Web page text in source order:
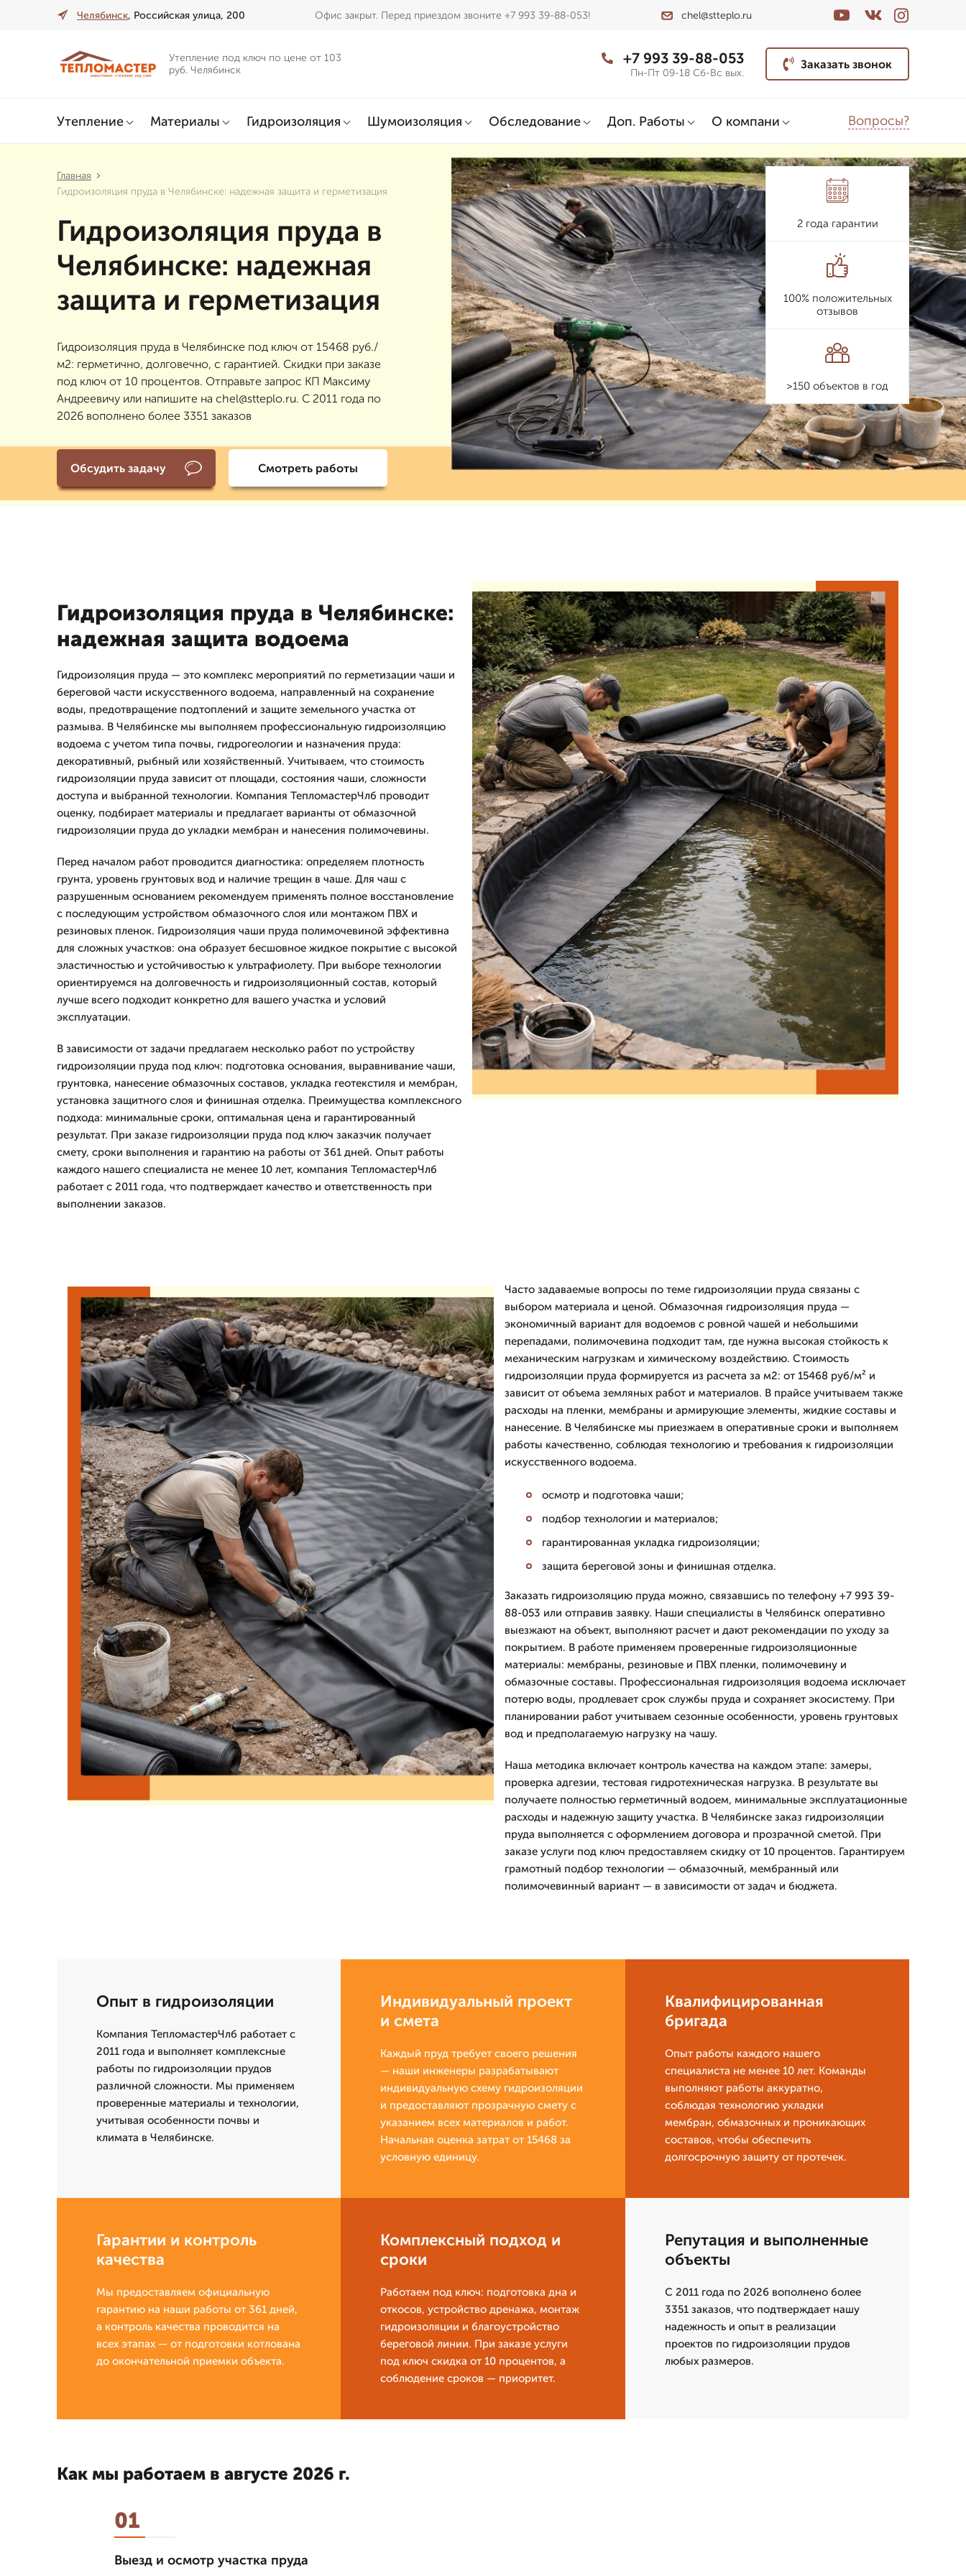
Челябинск, Российская улица, 200 Офис закрыт. Перед приездом звоните +7 993 39-88-053! chel@stteplo.ru
Утепление под ключ по цене от 103
руб. Челябинск
+7 993 39-88-053
Пн-Пт 09-18 Сб-Вс вых.
Заказать звонок
Утепление Материалы Гидроизоляция Шумоизоляция Обследование Доп. Работы О компани Вопросы?
Главная
Гидроизоляция пруда в Челябинске: надежная защита и герметизация
Гидроизоляция пруда в
Челябинске: надежная
защита и герметизация
Гидроизоляция пруда в Челябинске под ключ от 15468 руб./
м2: герметично, долговечно, с гарантией. Скидки при заказе
под ключ от 10 процентов. Отправьте запрос КП Максиму
Андреевичу или напишите на chel@stteplo.ru. С 2011 года по
2026 вополнено более 3351 заказов
Обсудить задачу Смотреть работы
2 года гарантии
100% положительных
отзывов
>150 объектов в год
Гидроизоляция пруда в Челябинске:
надежная защита водоема
Гидроизоляция пруда — это комплекс мероприятий по герметизации чаши и
береговой части искусственного водоема, направленный на сохранение
воды, предотвращение подтоплений и защите земельного участка от
размыва. В Челябинске мы выполняем профессиональную гидроизоляцию
водоема с учетом типа почвы, гидрогеологии и назначения пруда:
декоративный, рыбный или хозяйственный. Учитываем, что стоимость
гидроизоляции пруда зависит от площади, состояния чаши, сложности
доступа и выбранной технологии. Компания ТепломастерЧлб проводит
оценку, подбирает материалы и предлагает варианты от обмазочной
гидроизоляции пруда до укладки мембран и нанесения полимочевины.
Перед началом работ проводится диагностика: определяем плотность
грунта, уровень грунтовых вод и наличие трещин в чаше. Для чаш с
разрушенным основанием рекомендуем применять полное восстановление
с последующим устройством обмазочного слоя или монтажом ПВХ и
резиновых пленок. Гидроизоляция чаши пруда полимочевиной эффективна
для сложных участков: она образует бесшовное жидкое покрытие с высокой
эластичностью и устойчивостью к ультрафиолету. При выборе технологии
ориентируемся на долговечность и гидроизоляционный состав, который
лучше всего подходит конкретно для вашего участка и условий
эксплуатации.
В зависимости от задачи предлагаем несколько работ по устройству
гидроизоляции пруда под ключ: подготовка основания, выравнивание чаши,
грунтовка, нанесение обмазочных составов, укладка геотекстиля и мембран,
установка защитного слоя и финишная отделка. Преимущества комплексного
подхода: минимальные сроки, оптимальная цена и гарантированный
результат. При заказе гидроизоляции пруда под ключ заказчик получает
смету, сроки выполнения и гарантию на работы от 361 дней. Опыт работы
каждого нашего специалиста не менее 10 лет, компания ТепломастерЧлб
работает с 2011 года, что подтверждает качество и ответственность при
выполнении заказов.
Часто задаваемые вопросы по теме гидроизоляции пруда связаны с
выбором материала и ценой. Обмазочная гидроизоляция пруда —
экономичный вариант для водоемов с ровной чашей и небольшими
перепадами, полимочевина подходит там, где нужна высокая стойкость к
механическим нагрузкам и химическому воздействию. Стоимость
гидроизоляции пруда формируется из расчета за м2: от 15468 руб/м² и
зависит от объема земляных работ и материалов. В прайсе учитываем также
расходы на пленки, мембраны и армирующие элементы, жидкие составы и
нанесение. В Челябинске мы приезжаем в оперативные сроки и выполняем
работы качественно, соблюдая технологию и требования к гидроизоляции
искусственного водоема.
осмотр и подготовка чаши;
подбор технологии и материалов;
гарантированная укладка гидроизоляции;
защита береговой зоны и финишная отделка.
Заказать гидроизоляцию пруда можно, связавшись по телефону +7 993 39-
88-053 или отправив заявку. Наши специалисты в Челябинск оперативно
выезжают на объект, выполняют расчет и дают рекомендации по уходу за
покрытием. В работе применяем проверенные гидроизоляционные
материалы: мембраны, резиновые и ПВХ пленки, полимочевину и
обмазочные составы. Профессиональная гидроизоляция водоема исключает
потерю воды, продлевает срок службы пруда и сохраняет экосистему. При
планировании работ учитываем сезонные особенности, уровень грунтовых
вод и предполагаемую нагрузку на чашу.
Наша методика включает контроль качества на каждом этапе: замеры,
проверка адгезии, тестовая гидротехническая нагрузка. В результате вы
получаете полностью герметичный водоем, минимальные эксплуатационные
расходы и надежную защиту участка. В Челябинске заказ гидроизоляции
пруда выполняется с оформлением договора и прозрачной сметой. При
заказе услуги под ключ предоставляем скидку от 10 процентов. Гарантируем
грамотный подбор технологии — обмазочный, мембранный или
полимочевинный вариант — в зависимости от задач и бюджета.
Опыт в гидроизоляции
Компания ТепломастерЧлб работает с
2011 года и выполняет комплексные
работы по гидроизоляции прудов
различной сложности. Мы применяем
проверенные материалы и технологии,
учитывая особенности почвы и
климата в Челябинске.
Индивидуальный проект
и смета
Каждый пруд требует своего решения
— наши инженеры разрабатывают
индивидуальную схему гидроизоляции
и предоставляют прозрачную смету с
указанием всех материалов и работ.
Начальная оценка затрат от 15468 за
условную единицу.
Квалифицированная
бригада
Опыт работы каждого нашего
специалиста не менее 10 лет. Команды
выполняют работы аккуратно,
соблюдая технологию укладки
мембран, обмазочных и проникающих
составов, чтобы обеспечить
долгосрочную защиту от протечек.
Гарантии и контроль
качества
Мы предоставляем официальную
гарантию на наши работы от 361 дней,
а контроль качества проводится на
всех этапах — от подготовки котлована
до окончательной приемки объекта.
Комплексный подход и
сроки
Работаем под ключ: подготовка дна и
откосов, устройство дренажа, монтаж
гидроизоляции и благоустройство
береговой линии. При заказе услуги
под ключ скидка от 10 процентов, а
соблюдение сроков — приоритет.
Репутация и выполненные
объекты
С 2011 года по 2026 вополнено более
3351 заказов, что подтверждает нашу
надежность и опыт в реализации
проектов по гидроизоляции прудов
любых размеров.
Как мы работаем в августе 2026 г.
01
Выезд и осмотр участка пруда